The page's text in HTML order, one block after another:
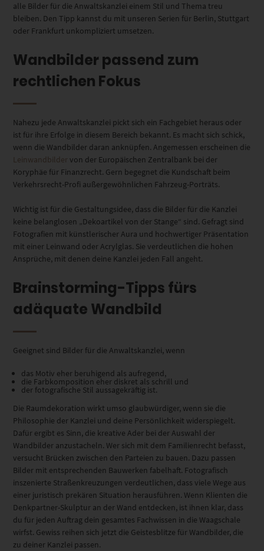
alle Bilder für die Anwaltskanzlei einem Stil und Thema treu
bleiben. Den Tipp kannst du mit unseren Serien für Berlin, Stuttgart
oder Frankfurt unkompliziert umsetzen.
Wandbilder passend zum
rechtlichen Fokus
Nahezu jede Anwaltskanzlei pickt sich ein Fachgebiet heraus oder
ist für ihre Erfolge in diesem Bereich bekannt. Es macht sich schick,
wenn die Wandbilder daran anknüpfen. Angemessen erscheinen die
Leinwandbilder von der Europäischen Zentralbank bei der
Koryphäe für Finanzrecht. Gern begegnet die Kundschaft beim
Verkehrsrecht-Profi außergewöhnlichen Fahrzeug-Porträts.
Wichtig ist für die Gestaltungsidee, dass die Bilder für die Kanzlei
keine belanglosen „Dekoartikel von der Stange“ sind. Gefragt sind
Fotografien mit künstlerischer Aura und hochwertiger Präsentation
mit einer Leinwand oder Acrylglas. Sie verdeutlichen die hohen
Ansprüche, mit denen deine Kanzlei jeden Fall angeht.
Brainstorming-Tipps fürs
adäquate Wandbild
Geeignet sind Bilder für die Anwaltskanzlei, wenn
das Motiv eher beruhigend als aufregend,
die Farbkomposition eher diskret als schrill und
der fotografische Stil aussagekräftig ist.
Die Raumdekoration wirkt umso glaubwürdiger, wenn sie die
Philosophie der Kanzlei und deine Persönlichkeit widerspiegelt.
Dafür ergibt es Sinn, die kreative Ader bei der Auswahl der
Wandbilder anzustacheln. Wer sich mit dem Familienrecht befasst,
versucht Brücken zwischen den Parteien zu bauen. Dazu passen
Bilder mit entsprechenden Bauwerken fabelhaft. Fotografisch
inszenierte Straßenkreuzungen verdeutlichen, dass viele Wege aus
einer juristisch prekären Situation herausführen. Wenn Klienten die
Denkpartner-Skulptur an der Wand entdecken, ist ihnen klar, dass
du für jeden Auftrag dein gesamtes Fachwissen in die Waagschale
wirfst. Gewiss reihen sich jetzt die Geistesblitze für Wandbilder, die
zu deiner Kanzlei passen.